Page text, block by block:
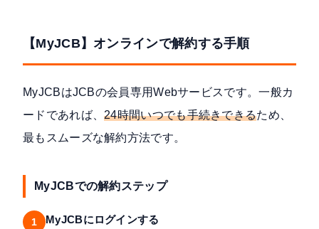
【MyJCB】オンラインで解約する手順
MyJCBはJCBの会員専用Webサービスです。一般カ
ードであれば、24時間いつでも手続きできるため、
最もスムーズな解約方法です。
MyJCBでの解約ステップ
1 MyJCBにログインする